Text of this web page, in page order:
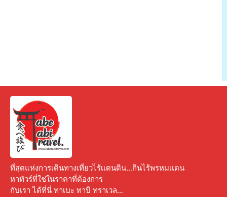
ที่สุดแห่งการเดินทางเที่ยวไร้เเดนดิน…กินไร้พรหมเเดน
หาทัวร์ที่ใช่ในราคาที่ต้องการ
กับเรา ได้ที่นี่ ทาเบะ ทาบิ ทราเวล…